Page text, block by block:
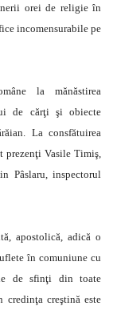
orei de religie în
incomensurabile pe
la mănăstirea
de cărţi şi obiecte
La consfătuirea
prezenţi Vasile Timiş,
Pâslaru, inspectorul
apostolică, adică o
în comuniune cu
de sfinţi din toate
creştină este